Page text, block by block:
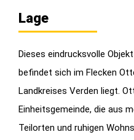
Lage
Dieses eindrucksvolle
befindet sich im Flecken
Landkreises Verden liegt.
Einheitsgemeinde, die aus
Teilorten und ruhigen